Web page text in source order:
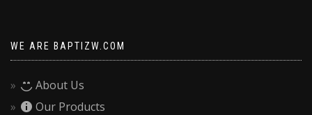
WE ARE BAPTIZW.COM
About Us
Our Products